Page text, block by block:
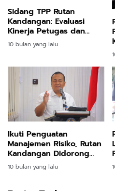
Sidang TPP Rutan
Kandangan: Evaluasi
Kinerja Petugas dan
Penguatan Program
Pembinaan
10 bulan yang lalu
Ikuti Penguatan
Manajemen Risiko, Rutan
Kandangan Didorong
Bangun Zona Integritas
10 bulan yang lalu